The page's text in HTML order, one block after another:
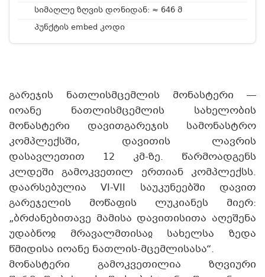
სიმაღლე ზღვის დონიდან: ≈ 646 მ
პუნქტის embed კოდი
გარეჯის ნათლისმცემლის მონასტერი —
იოანე ნათლისმცემლის სახელობის
მონასტერი დავითგარეჯის სამონასტრო
კომპლექსში, დავითის ლავრის
დასავლეთით 12 კმ-ზე. წარმოადგენს
კლდეში გამოკვეთილ ერთიან კომპლექსს.
დაარსებულია VI-VII საუკუნეებში დავით
გარეჯელის მოწაფის ლუკიანეს მიერ:
„ბრძანებითავე მამისა დავითისითა აღეშენა
უდაბნოჲ მრავალმთისაჲ სახელსა ზედა
წმიდისა იოანე ნათლის-მცემლისასა“.
მონასტერი გამოკვეთილია ზღვიური